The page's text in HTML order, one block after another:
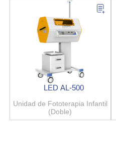
LED AL-500
Unidad de Fototerapia Infantil
(Doble)